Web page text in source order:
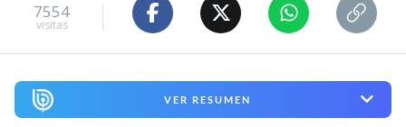
7554
visitas
VER RESUMEN